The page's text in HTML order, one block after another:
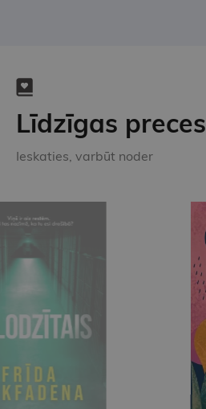
Līdzīgas preces
Ieskaties, varbūt noder